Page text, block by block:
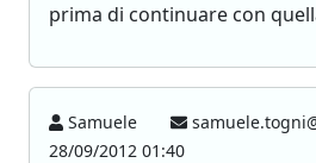
prima di continuare con
Samuele
28/09/2012 01:40